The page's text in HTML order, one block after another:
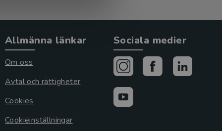
Allmänna länkar
Om oss
Avtal och rättigheter
Cookies
Cookieinställningar
Sociala medier